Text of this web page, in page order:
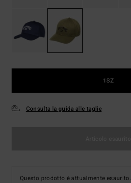
1SZ
Consulta la guida alle taglie
Questo prodotto è attualmente esaurito.